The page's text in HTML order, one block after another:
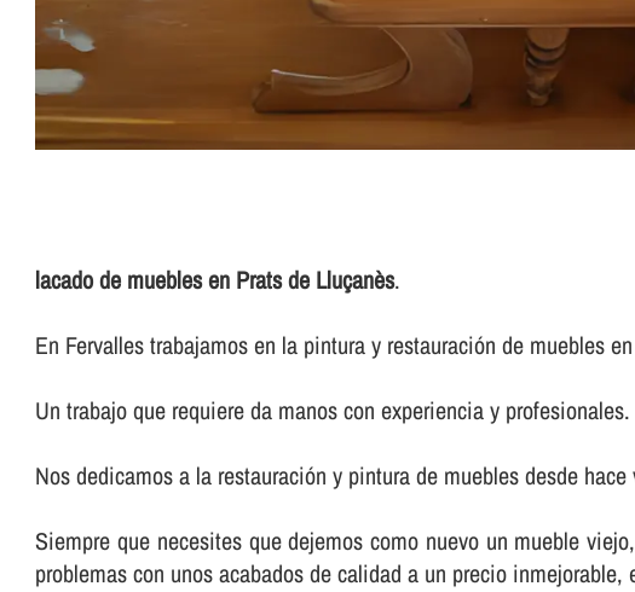
lacado de muebles en Prats de Lluçanès.
En Fervalles trabajamos en la pintura y restauración de muebles
Un trabajo que requiere da manos con experiencia y profesionales.
Nos dedicamos a la restauración y pintura de muebles desde hace
Siempre que necesites que dejemos como nuevo un mueble
problemas con unos acabados de calidad a un precio